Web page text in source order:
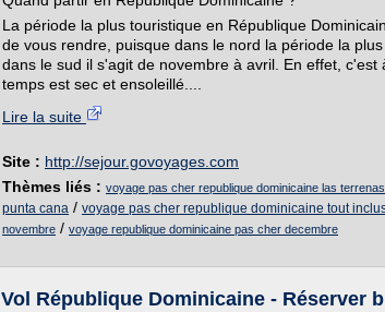
La période la plus touristique en République
de vous rendre, puisque dans le nord la période la
dans le sud il s'agit de novembre à avril. En effet,
temps est sec et ensoleillé....
Lire la suite
Site : http://sejour.govoyages.com
Thèmes liés : voyage pas cher republique dominicaine las terrenas
punta cana / voyage pas cher republique dominicaine tout
novembre / voyage republique dominicaine pas cher decembre
Vol République Dominicaine - Réserver